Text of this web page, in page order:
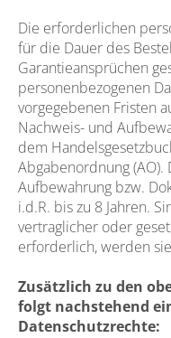
Die erforderlichen
für die Dauer des
Garantieansprüchen
personenbezogenen
vorgegebenen Fristen
Nachweis- und
dem
Abgabenordnung
Aufbewahrung bzw.
i.d.R. bis zu 8 Jahren.
vertraglicher oder
erforderlich, werden
Zusätzlich zu den
folgt nachstehend
Datenschutzrechte: